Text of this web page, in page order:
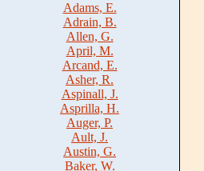
Adams, E.
Adrain, B.
Allen, G.
April, M.
Arcand, E.
Asher, R.
Aspinall, J.
Asprilla, H.
Auger, P.
Ault, J.
Austin, G.
Baker, W.